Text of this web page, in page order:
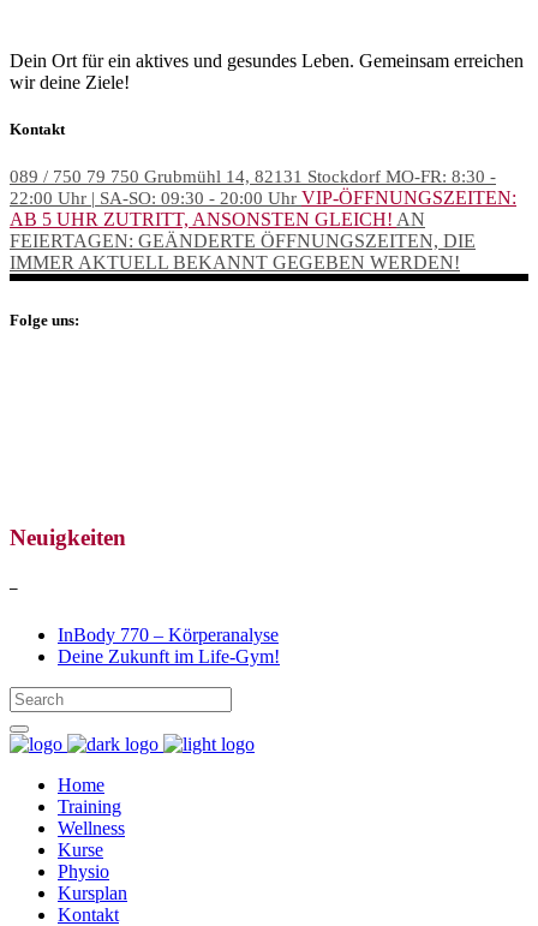
Dein Ort für ein aktives und gesundes Leben. Gemeinsam erreichen
wir deine Ziele!
Kontakt
089 / 750 79 750 Grubmühl 14, 82131 Stockdorf MO-FR: 8:30 -
22:00 Uhr | SA-SO: 09:30 - 20:00 Uhr VIP-ÖFFNUNGSZEITEN:
AB 5 UHR ZUTRITT, ANSONSTEN GLEICH! AN
FEIERTAGEN: GEÄNDERTE ÖFFNUNGSZEITEN, DIE
IMMER AKTUELL BEKANNT GEGEBEN WERDEN!
Folge uns:
Neuigkeiten
–
InBody 770 – Körperanalyse
Deine Zukunft im Life-Gym!
Home
Training
Wellness
Kurse
Physio
Kursplan
Kontakt